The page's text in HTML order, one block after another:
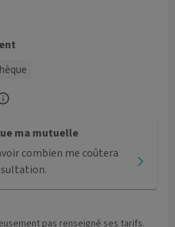
ma mutuelle
combien me coûtera
pas renseigné ses tarifs.